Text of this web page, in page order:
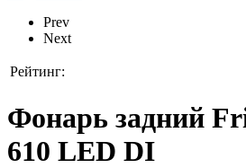
Prev
Next
Рейтинг:
Фонарь задний
610 LED DI